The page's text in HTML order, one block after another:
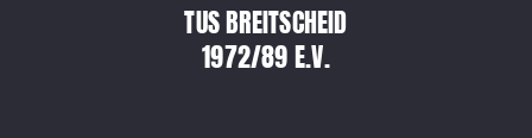
TUS BREITSCHEID
1972/89 E.V.